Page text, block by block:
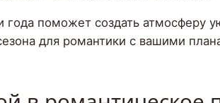
поможет создать атмосферу
для романтики с вашими